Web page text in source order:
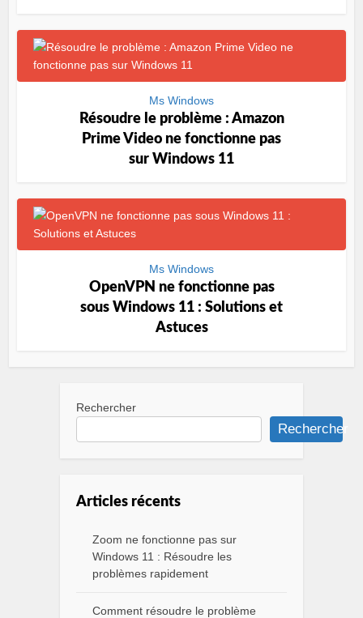
Ms Windows
Résoudre le problème : Amazon
Prime Video ne fonctionne pas
sur Windows 11
Ms Windows
OpenVPN ne fonctionne pas
sous Windows 11 : Solutions et
Astuces
Rechercher
Rechercher
Articles récents
Zoom ne fonctionne pas sur
Windows 11 : Résoudre les
problèmes rapidement
Comment résoudre le problème